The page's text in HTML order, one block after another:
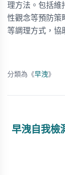
理方法。包括維
性觀念等預防策
等調理方式，協
分類為《早洩》
早洩自我檢